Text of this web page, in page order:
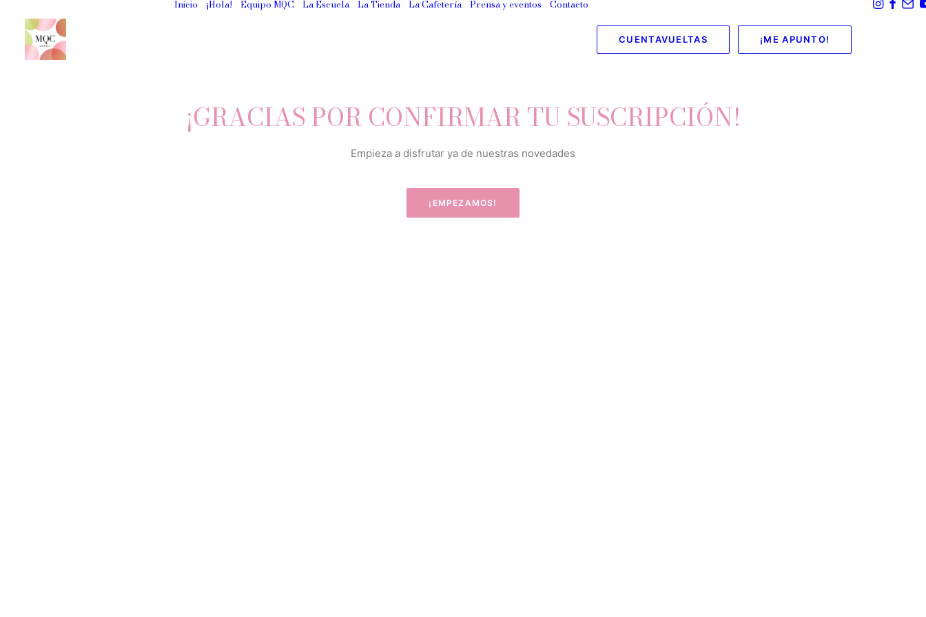
Inicio ¡Hola! Equipo MQC La Escuela La Tienda La Cafetería Prensa y eventos Contacto
CUENTAVUELTAS ¡ME APUNTO!
¡GRACIAS POR CONFIRMAR TU SUSCRIPCIÓN!
Empieza a disfrutar ya de nuestras novedades
¡EMPEZAMOS!